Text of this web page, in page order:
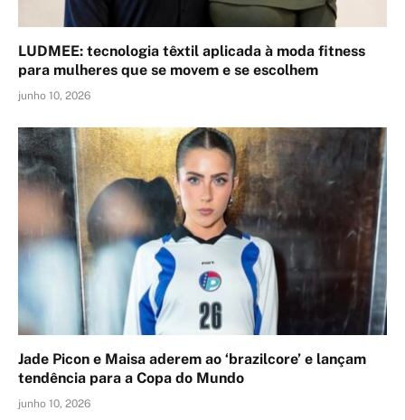
LUDMEE: tecnologia têxtil aplicada à moda fitness
para mulheres que se movem e se escolhem
junho 10, 2026
Jade Picon e Maisa aderem ao ‘brazilcore’ e lançam
tendência para a Copa do Mundo
junho 10, 2026